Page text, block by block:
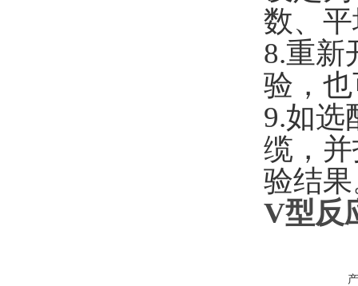
数、
8.重新
验，
9.如选
缆，
验结
V型反